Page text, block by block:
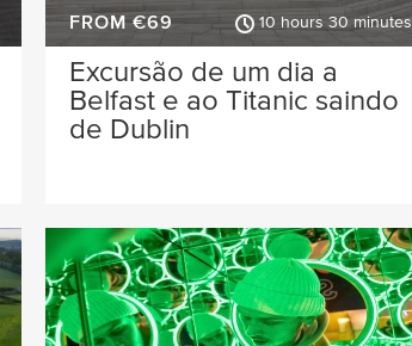
FROM €69 10 hours 30 minutes
Excursão de um dia a
Belfast e ao Titanic saindo
de Dublin